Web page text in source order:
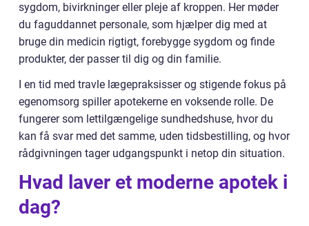
sygdom, bivirkninger eller pleje af kroppen. Her møder
du faguddannet personale, som hjælper dig med at
bruge din medicin rigtigt, forebygge sygdom og finde
produkter, der passer til dig og din familie.
I en tid med travle lægepraksisser og stigende fokus på
egenomsorg spiller apotekerne en voksende rolle. De
fungerer som lettilgængelige sundhedshuse, hvor du
kan få svar med det samme, uden tidsbestilling, og hvor
rådgivningen tager udgangspunkt i netop din situation.
Hvad laver et moderne apotek i
dag?